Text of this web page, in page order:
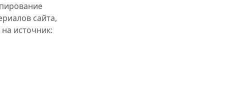
сайта,
источник: